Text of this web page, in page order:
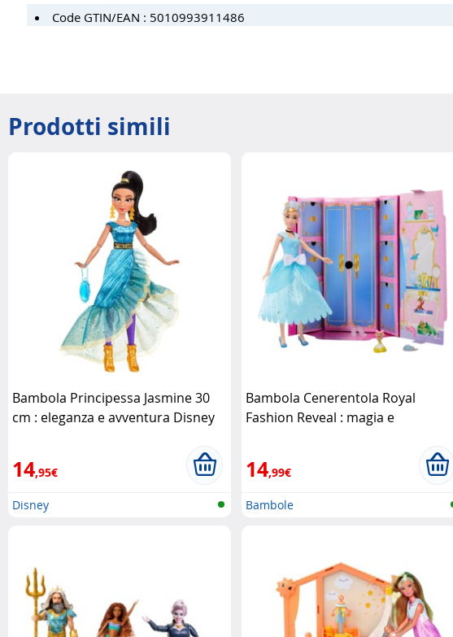
Code GTIN/EAN : 5010993911486
Prodotti simili
Bambola Principessa Jasmine 30
cm : eleganza e avventura Disney
14,95€
Disney
Bambola Cenerentola Royal
Fashion Reveal : magia e
14,99€
Bambole